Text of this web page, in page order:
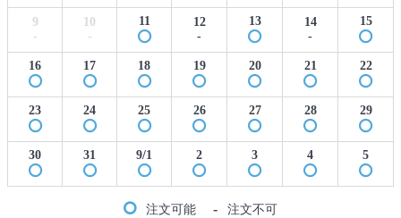
9
-
10
-
11
12
-
13
14
-
15
16 17 18 19 20 21 22
23 24 25 26 27 28 29
30 31 9/1 2 3 4 5
注文可能 - 注文不可